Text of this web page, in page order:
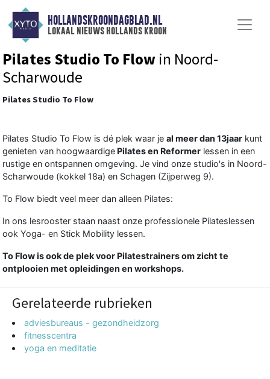
HOLLANDSKROONDAGBLAD.NL
lokaal nieuws hollands kroon
Pilates Studio To Flow in Noord-
Scharwoude
Pilates Studio To Flow
Pilates Studio To Flow is dé plek waar je al meer dan 13jaar kunt
genieten van hoogwaardige Pilates en Reformer lessen in een
rustige en ontspannen omgeving. Je vind onze studio's in Noord-
Scharwoude (kokkel 18a) en Schagen (Zijperweg 9).
To Flow biedt veel meer dan alleen Pilates:
In ons lesrooster staan naast onze professionele Pilateslessen
ook Yoga- en Stick Mobility lessen.
To Flow is ook de plek voor Pilatestrainers om zicht te
ontplooien met opleidingen en workshops.
Gerelateerde rubrieken
adviesbureaus - gezondheidzorg
fitnesscentra
yoga en meditatie